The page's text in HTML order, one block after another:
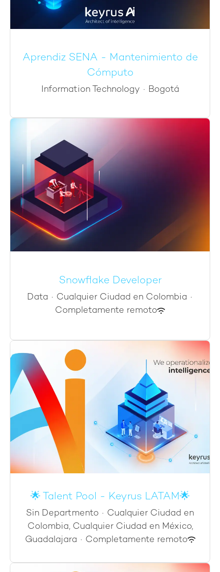
Aprendiz SENA - Mantenimiento de
Cómputo
Information Technology · Bogotá
Snowflake Developer
Data · Cualquier Ciudad en Colombia ·
Completamente remoto
🌟 Talent Pool - Keyrus LATAM🌟
Sin Departmento · Cualquier Ciudad en
Colombia, Cualquier Ciudad en México,
Guadalajara · Completamente remoto